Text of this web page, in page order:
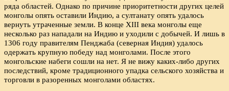
ряда областей. Однако по причине приоритетности других целей
монголы опять оставили Индию, а султанату опять удалось
вернуть утраченные земли. В конце XIII века монголы еще
несколько раз нападали на Индию и уходили с добычей. И лишь в
1306 году правителям Пенджаба (северная Индия) удалось
одержать крупную победу над монголами. После этого
монгольские набеги сошли на нет. Я не вижу каких-либо других
последствий, кроме традиционного упадка сельского хозяйства и
торговли в разоренных монголами областях.